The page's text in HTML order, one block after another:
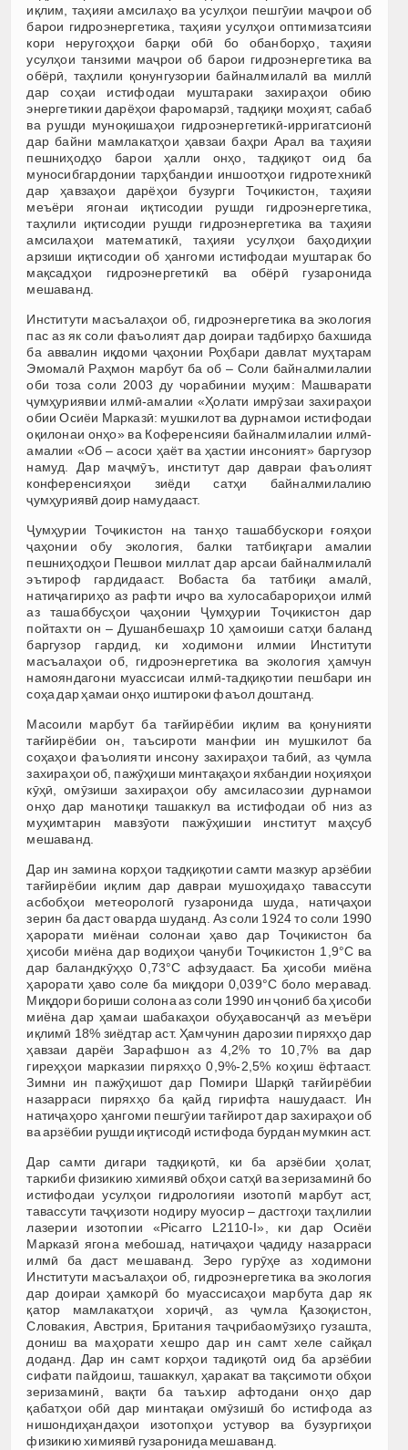
иқлим, таҳияи амсилаҳо ва усулҳои пешгӯии маҷрои об
барои гидроэнергетика, таҳияи усулҳои оптимизатсияи
кори неругоҳҳои барқи обӣ бо обанборҳо, таҳияи
усулҳои танзими маҷрои об барои гидроэнергетика ва
обёрӣ, таҳлили қонунгузории байналмилалӣ ва миллӣ
дар соҳаи истифодаи муштараки захираҳои обию
энергетикии дарёҳои фаромарзӣ, тадқиқи моҳият, сабаб
ва рушди муноқишаҳои гидроэнергетикӣ-ирригатсионӣ
дар байни мамлакатҳои ҳавзаи баҳри Арал ва таҳияи
пешниҳодҳо барои ҳалли онҳо, тадқиқот оид ба
муносибгардонии тарҳбандии иншоотҳои гидротехникӣ
дар ҳавзаҳои дарёҳои бузурги Тоҷикистон, таҳияи
меъёри ягонаи иқтисодии рушди гидроэнергетика,
таҳлили иқтисодии рушди гидроэнергетика ва таҳияи
амсилаҳои математикӣ, таҳияи усулҳои баҳодиҳии
арзиши иқтисодии об ҳангоми истифодаи муштарак бо
мақсадҳои гидроэнергетикӣ ва обёрӣ гузаронида
мешаванд.
Институти масъалаҳои об, гидроэнергетика ва экология
пас аз як соли фаъолият дар доираи тадбирҳо бахшида
ба аввалин иқдоми ҷаҳонии Роҳбари давлат муҳтарам
Эмомалӣ Раҳмон марбут ба об – Соли байналмилалии
оби тоза соли 2003 ду чорабинии муҳим: Машварати
ҷумҳуриявии илмӣ-амалии «Ҳолати имрӯзаи захираҳои
обии Осиёи Марказӣ: мушкилот ва дурнамои истифодаи
оқилонаи онҳо» ва Коференсияи байналмилалии илмӣ-
амалии «Об – асоси ҳаёт ва ҳастии инсоният» баргузор
намуд. Дар маҷмӯъ, институт дар давраи фаъолият
конференсияҳои зиёди сатҳи байналмилалию
ҷумҳуриявӣ доир намудааст.
Ҷумҳурии Тоҷикистон на танҳо ташаббускори ғояҳои
ҷаҳонии обу экология, балки татбиқгари амалии
пешниҳодҳои Пешвои миллат дар арсаи байналмилалӣ
эътироф гардидааст. Вобаста ба татбиқи амалӣ,
натиҷагириҳо аз рафти иҷро ва хулосабарориҳои илмӣ
аз ташаббусҳои ҷаҳонии Ҷумҳурии Тоҷикистон дар
пойтахти он – Душанбешаҳр 10 ҳамоиши сатҳи баланд
баргузор гардид, ки ходимони илмии Институти
масъалаҳои об, гидроэнергетика ва экология ҳамчун
намояндагони муассисаи илмӣ-тадқиқотии пешбари ин
соҳа дар ҳамаи онҳо иштироки фаъол доштанд.
Масоили марбут ба тағйирёбии иқлим ва қонунияти
тағйирёбии он, таъсироти манфии ин мушкилот ба
соҳаҳои фаъолияти инсону захираҳои табиӣ, аз ҷумла
захираҳои об, пажӯҳиши минтақаҳои яхбандии ноҳияҳои
кӯҳӣ, омӯзиши захираҳои обу амсиласозии дурнамои
онҳо дар манотиқи ташаккул ва истифодаи об низ аз
муҳимтарин мавзӯоти пажӯҳишии институт маҳсуб
мешаванд.
Дар ин замина корҳои тадқиқотии самти мазкур арзёбии
тағйирёбии иқлим дар давраи мушоҳидаҳо тавассути
асбобҳои метеорологӣ гузаронида шуда, натиҷаҳои
зерин ба даст оварда шуданд. Аз соли 1924 то соли 1990
ҳарорати миёнаи солонаи ҳаво дар Тоҷикистон ба
ҳисоби миёна дар водиҳои ҷануби Тоҷикистон 1,9°С ва
дар баландкӯҳҳо 0,73°C афзудааст. Ба ҳисоби миёна
ҳарорати ҳаво соле ба миқдори 0,039°C боло меравад.
Миқдори бориши солона аз соли 1990 ин ҷониб ба ҳисоби
миёна дар ҳамаи шабакаҳои обуҳавосанҷӣ аз меъёри
иқлимӣ 18% зиёдтар аст. Ҳамчунин дарозии пиряхҳо дар
ҳавзаи дарёи Зарафшон аз 4,2% то 10,7% ва дар
гиреҳҳои марказии пиряхҳо 0,9%-2,5% коҳиш ёфтааст.
Зимни ин пажӯҳишот дар Помири Шарқӣ тағйирёбии
назарраси пиряхҳо ба қайд гирифта нашудааст. Ин
натиҷаҳоро ҳангоми пешгӯии тағйирот дар захираҳои об
ва арзёбии рушди иқтисодӣ истифода бурдан мумкин аст.
Дар самти дигари тадқиқотӣ, ки ба арзёбии ҳолат,
таркиби физикию химиявӣ обҳои сатҳӣ ва зеризаминӣ бо
истифодаи усулҳои гидрологияи изотопӣ марбут аст,
тавассути таҷҳизоти нодиру муосир – дастгоҳи таҳлилии
лазерии изотопии «Picarro L2110-I», ки дар Осиёи
Марказӣ ягона мебошад, натиҷаҳои ҷадиду назарраси
илмӣ ба даст мешаванд. Зеро гурӯҳе аз ходимони
Институти масъалаҳои об, гидроэнергетика ва экология
дар доираи ҳамкорӣ бо муассисаҳои марбута дар як
қатор мамлакатҳои хориҷӣ, аз ҷумла Қазоқистон,
Словакия, Австрия, Британия таҷрибаомӯзиҳо гузашта,
дониш ва маҳорати хешро дар ин самт хеле сайқал
доданд. Дар ин самт корҳои тадиқотӣ оид ба арзёбии
сифати пайдоиш, ташаккул, ҳаракат ва тақсимоти обҳои
зеризаминӣ, вақти ба таъхир афтодани онҳо дар
қабатҳои обӣ дар минтақаи омӯзишӣ бо истифода аз
нишондиҳандаҳои изотопҳои устувор ва бузургиҳои
физикию химиявӣ гузаронида мешаванд.